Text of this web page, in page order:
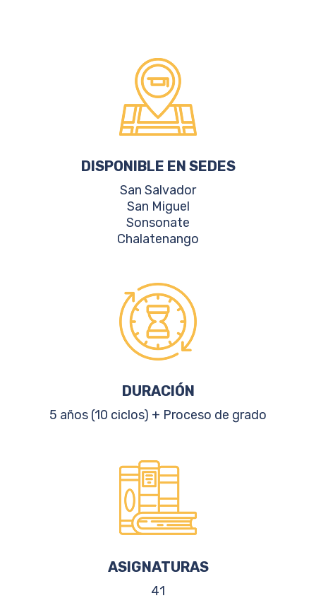
DISPONIBLE EN SEDES
San Salvador
San Miguel
Sonsonate
Chalatenango
DURACIÓN
5 años (10 ciclos) + Proceso de grado
ASIGNATURAS
41